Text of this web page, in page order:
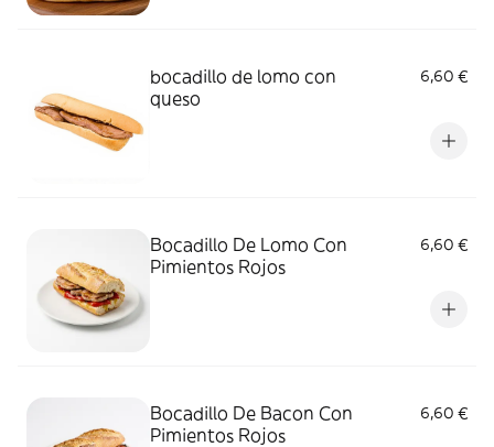
bocadillo de lomo con
queso
6,60 €
Bocadillo De Lomo Con
Pimientos Rojos
6,60 €
Bocadillo De Bacon Con
Pimientos Rojos
6,60 €